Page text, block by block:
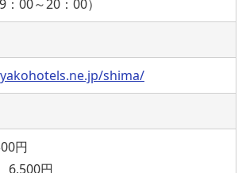
00～20：00）
shima/
円
6,500円